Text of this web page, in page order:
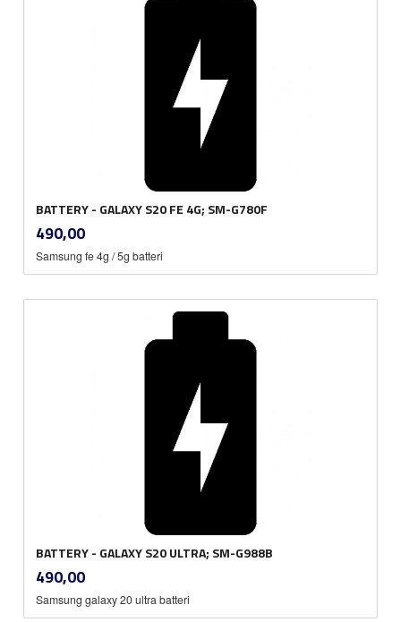
BATTERY - GALAXY S20 FE 4G; SM-G780F
Pris
490,00mva.
Samsung fe 4g / 5g batteri
BATTERY - GALAXY S20 ULTRA; SM-G988B
Pris
490,00mva.
Samsung galaxy 20 ultra batteri